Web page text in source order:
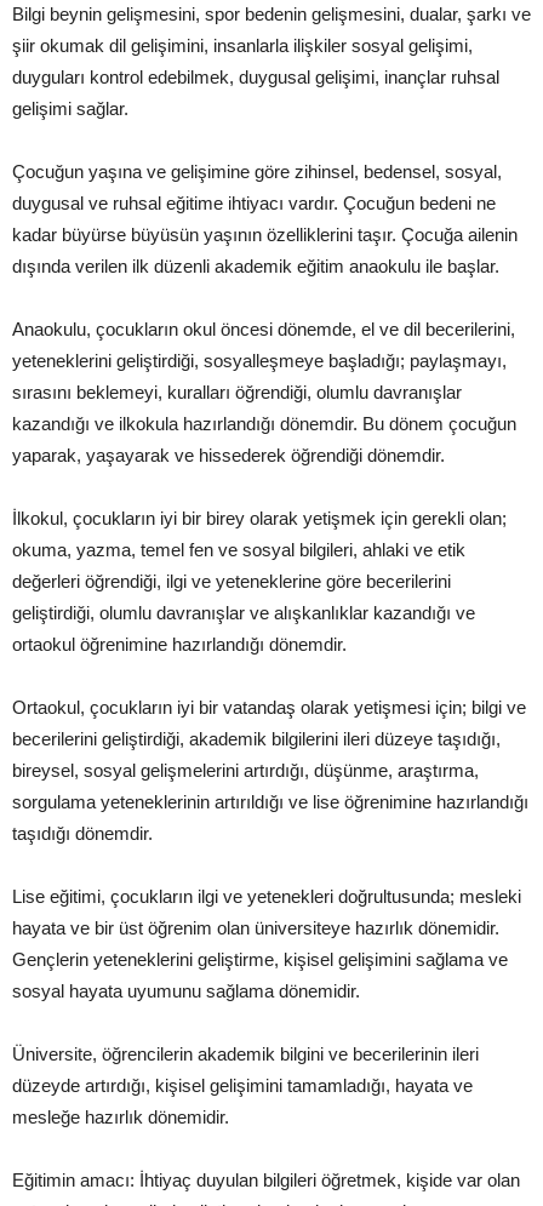
Bilgi beynin gelişmesini, spor bedenin gelişmesini, dualar, şarkı ve
şiir okumak dil gelişimini, insanlarla ilişkiler sosyal gelişimi,
duyguları kontrol edebilmek, duygusal gelişimi, inançlar ruhsal
gelişimi sağlar.
Çocuğun yaşına ve gelişimine göre zihinsel, bedensel, sosyal,
duygusal ve ruhsal eğitime ihtiyacı vardır. Çocuğun bedeni ne
kadar büyürse büyüsün yaşının özelliklerini taşır. Çocuğa ailenin
dışında verilen ilk düzenli akademik eğitim anaokulu ile başlar.
Anaokulu, çocukların okul öncesi dönemde, el ve dil becerilerini,
yeteneklerini geliştirdiği, sosyalleşmeye başladığı; paylaşmayı,
sırasını beklemeyi, kuralları öğrendiği, olumlu davranışlar
kazandığı ve ilkokula hazırlandığı dönemdir. Bu dönem çocuğun
yaparak, yaşayarak ve hissederek öğrendiği dönemdir.
İlkokul, çocukların iyi bir birey olarak yetişmek için gerekli olan;
okuma, yazma, temel fen ve sosyal bilgileri, ahlaki ve etik
değerleri öğrendiği, ilgi ve yeteneklerine göre becerilerini
geliştirdiği, olumlu davranışlar ve alışkanlıklar kazandığı ve
ortaokul öğrenimine hazırlandığı dönemdir.
Ortaokul, çocukların iyi bir vatandaş olarak yetişmesi için; bilgi ve
becerilerini geliştirdiği, akademik bilgilerini ileri düzeye taşıdığı,
bireysel, sosyal gelişmelerini artırdığı, düşünme, araştırma,
sorgulama yeteneklerinin artırıldığı ve lise öğrenimine hazırlandığı
taşıdığı dönemdir.
Lise eğitimi, çocukların ilgi ve yetenekleri doğrultusunda; mesleki
hayata ve bir üst öğrenim olan üniversiteye hazırlık dönemidir.
Gençlerin yeteneklerini geliştirme, kişisel gelişimini sağlama ve
sosyal hayata uyumunu sağlama dönemidir.
Üniversite, öğrencilerin akademik bilgini ve becerilerinin ileri
düzeyde artırdığı, kişisel gelişimini tamamladığı, hayata ve
mesleğe hazırlık dönemidir.
Eğitimin amacı: İhtiyaç duyulan bilgileri öğretmek, kişide var olan